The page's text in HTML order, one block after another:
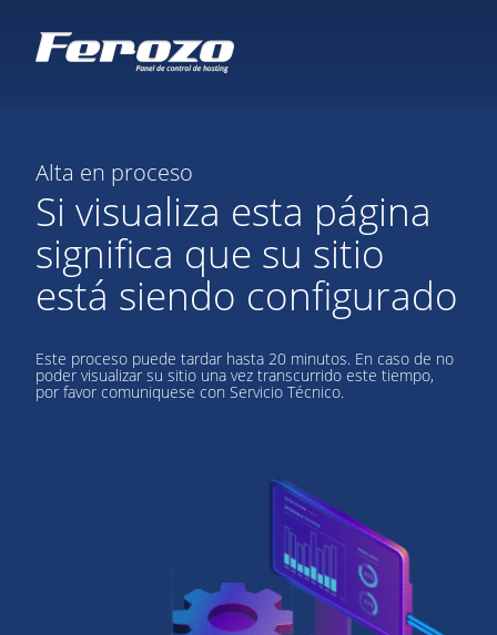
Alta en proceso
Si visualiza esta página
significa que su sitio
está siendo configurado
Este proceso puede tardar hasta 20 minutos. En caso de no
poder visualizar su sitio una vez transcurrido este tiempo,
por favor comuniquese con Servicio Técnico.